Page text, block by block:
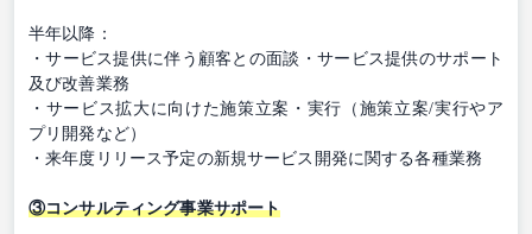
半年以降：
・サービス提供に伴う顧客との面談・サービス提供のサポート
及び改善業務
・サービス拡大に向けた施策立案・実行（施策立案/実行やア
プリ開発など）
・来年度リリース予定の新規サービス開発に関する各種業務
③コンサルティング事業サポート